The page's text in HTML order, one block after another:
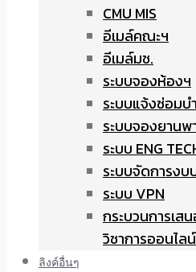
CMU MIS
อีเมล์คณะฯ
อีเมล์มช.
ระบบจองห้องฯ
ระบบแจ้งซ่อมบ
ระบบจองยานพ
ระบบ ENG
ระบบจัดการงบ
ระบบ VPN
กระบวนการเส
วิชาการออนไลน์
ลิงค์อื่นๆ